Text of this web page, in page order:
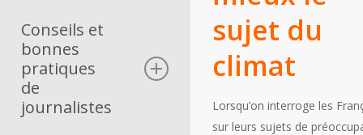
climat dans les médias
Analyse quantitative
d’un panel de médias
scientifiques
Conseils et
bonnes
pratiques
de
journalistes
sujet du
climat
Lorsqu’on interroge les
sur leurs sujets de